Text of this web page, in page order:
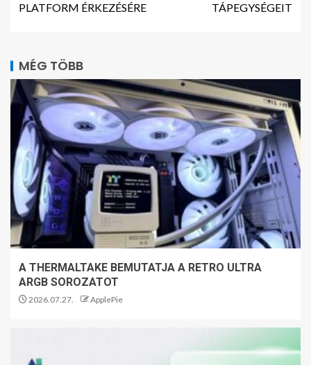
PLATFORM ÉRKEZÉSÉRE
TÁPEGYSÉGEIT
MÉG TÖBB
A THERMALTAKE BEMUTATJA A RETRO ULTRA
ARGB SOROZATOT
2026.07.27. ApplePie